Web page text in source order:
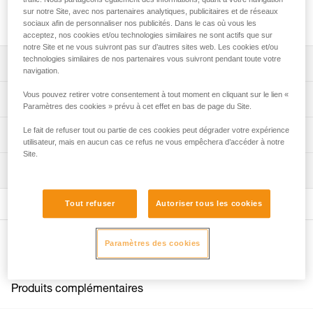
RESCUE S est conçue pour la manipulation de charges
intermédiaires.
Descriptif
Conçue pour la manipulation de charges intermédiaires :
- haut rendement assuré par le réa monté sur roulement à
- ultra compacte et légère, idéale pour des utilisations en
exercice ou en intervention.
Trous de connexion permettant le retournement de la
plupart des mousquetons répondant aux normes
Spécifications techniques
Compatibilité corde: 6 à 11 mm
Diamètre de réa: 25 mm
Rendement: 91 %
Charge d'utilisation maximale: 5 kN
Charge de rupture: 18 kN
Informations techniques
Notice
Déclaration de conformité
Télécharger le pdf UE-Declaration-P050AA0X-RESCUE S
Autres produits
Produits complémentaires
sur notre Site, avec nos partenaires analytiques, publicitaires et de réseaux
sociaux afin de personnaliser nos publicités. Dans le cas où vous les
acceptez, nos cookies et/ou technologies similaires ne sont actifs que sur
notre Site et ne vous suivront pas sur d’autres sites web. Les cookies et/ou
technologies similaires de nos partenaires vous suivront pendant toute votre
navigation.
Vous pouvez retirer votre consentement à tout moment en cliquant sur le lien «
Paramètres des cookies » prévu à cet effet en bas de page du Site.
Le fait de refuser tout ou partie de ces cookies peut dégrader votre expérience
utilisateur, mais en aucun cas ce refus ne vous empêchera d’accéder à notre
Site.
Tout refuser Autoriser tous les cookies
Paramètres des cookies